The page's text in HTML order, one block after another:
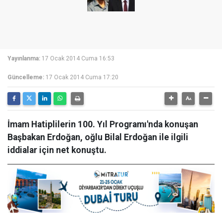
Yayınlanma: 17 Ocak 2014 Cuma 16:53
Güncelleme: 17 Ocak 2014 Cuma 17:20
İmam Hatiplilerin 100. Yıl Programı'nda konuşan
Başbakan Erdoğan, oğlu Bilal Erdoğan ile ilgili
iddialar için net konuştu.